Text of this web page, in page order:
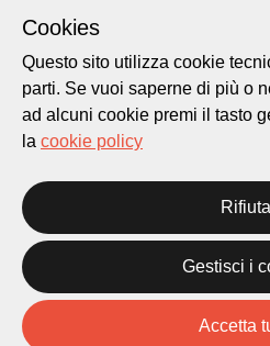
Cookie
Temi
Mappa
Novità
Progetti
Cookies
Questo sito utilizza cookie
parti. Se vuoi saperne di più o
ad alcuni cookie premi il tasto
la cookie policy
Rifiuta
Gestisci i
Accetta